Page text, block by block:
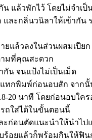
แล้วพักไว้ โดยไม่จำเป็
และกลิ่นวนิลาให้เข้ากัน
ยแล้วลงในส่วนผสมเปีย
ามที่คุณสะดวก
กัน จนแป้งไม่เป็นเม็ด
ทกพิมพ์ก่อนอบสัก จากนั้
20 นาที โดยก่อนอบใค
ถใส่ได้ในขั้นตอนนี้
ะก่อนตัดแนะนำให้นำไป
ร้อยแล้วก็พร้อมกินให้ฟิ